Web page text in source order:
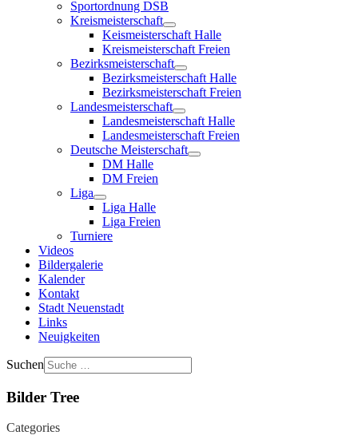
Sportordnung DSB
Kreismeisterschaft
Keismeisterschaft Halle
Kreismeisterschaft Freien
Bezirksmeisterschaft
Bezirksmeisterschaft Halle
Bezirksmeisterschaft Freien
Landesmeisterschaft
Landesmeisterschaft Halle
Landesmeisterschaft Freien
Deutsche Meisterschaft
DM Halle
DM Freien
Liga
Liga Halle
Liga Freien
Turniere
Videos
Bildergalerie
Kalender
Kontakt
Stadt Neuenstadt
Links
Neuigkeiten
Suchen
Bilder Tree
Categories